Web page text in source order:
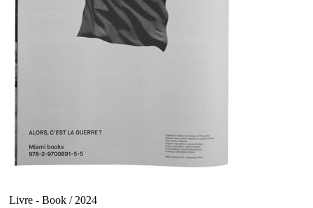
Livre - Book / 2024